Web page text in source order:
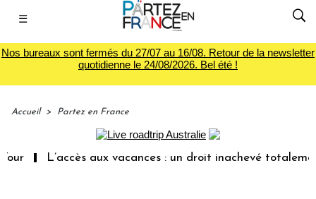
☰
Nos bureaux sont fermés du 27/07 au 16/08. Retour de la newsletter
quotidienne le 24/08/2026. Bel été !
Accueil > Partez en France
L’accès aux vacances : un droit inachevé totalement